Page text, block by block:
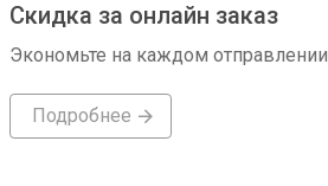
Скидка за онлайн заказ
Экономьте на каждом отправлении
Подробнее